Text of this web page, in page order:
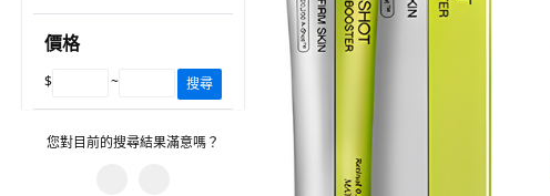
價格
$ ~ 搜尋
您對目前的搜尋結果滿意嗎？